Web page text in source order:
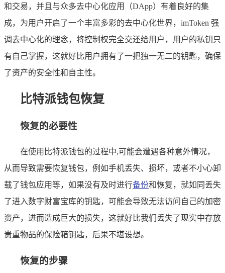
和交易，并且与众多去中心化应用（DApp）有着良好的集
成，为用户开启了一个丰富多彩的去中心化世界，imToken 强
调去中心化的理念，将控制权完全交还给用户，用户的私钥只
有自己掌握，这就好比用户拥有了一把独一无二的钥匙，确保
了资产的安全性和自主性。
比特派钱包恢复
恢复的必要性
在使用比特派钱包的过程中,可能会遭遇各种意外情况，
从而导致需要恢复钱包，例如手机丢失、损坏，或者不小心卸
载了钱包应用等，如果没有及时进行备份和恢复，就如同丢失
了进入数字财富宝库的钥匙，可能会导致无法访问自己的加密
资产，进而造成巨大的损失，这就好比我们丢失了现实中存放
贵重物品的保险箱钥匙，后果不堪设想。
恢复的步骤